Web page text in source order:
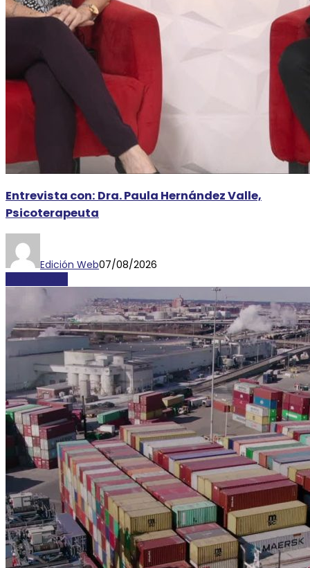
Entrevista con: Dra. Paula Hernández Valle,
Psicoterapeuta
Edición Web07/08/2026